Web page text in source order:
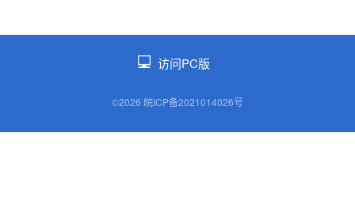
访问PC版
©2026 皖ICP备2021014026号